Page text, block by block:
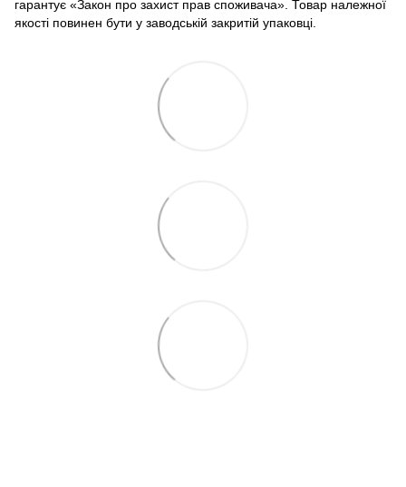
гарантує «Закон про захист прав споживача». Товар належної
якості повинен бути у заводській закритій упаковці.